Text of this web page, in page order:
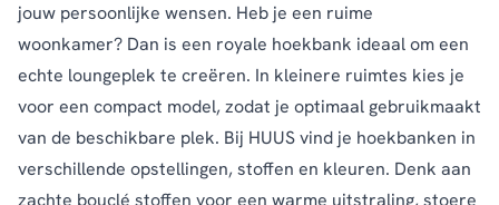
jouw persoonlijke wensen. Heb je een ruime
woonkamer? Dan is een royale hoekbank ideaal om een
echte loungeplek te creëren. In kleinere ruimtes kies je
voor een compact model, zodat je optimaal gebruikmaakt
van de beschikbare plek. Bij HUUS vind je hoekbanken in
verschillende opstellingen, stoffen en kleuren. Denk aan
zachte bouclé stoffen voor een warme uitstraling, stoere